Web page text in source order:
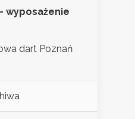
wyposażenie
dart Poznań